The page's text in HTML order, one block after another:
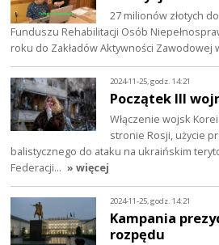
27 milionów złotych
Funduszu Rehabilitacji Osób
roku do Zakładów Aktywności Zawodowej
2024-11-25, godz. 14:21
Początek III
Włączenie wojsk
stronie Rosji, użycie
balistycznego do ataku na ukraińskim
Federacji… » więcej
2024-11-25, godz. 14:21
Kampania
rozpędu